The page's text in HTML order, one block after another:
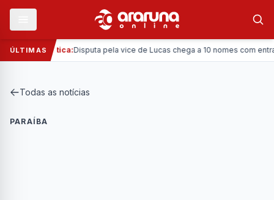
ÚLTIMAS
— Política:Disputa pela vice de Lucas chega a 10 nomes com
Todas as notícias
PARAÍBA